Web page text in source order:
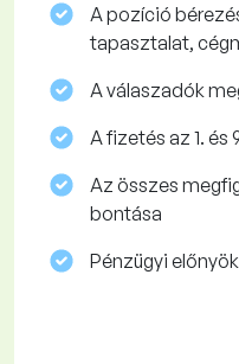
A pozíció
tapasztalat,
A válaszadók
A fizetés az 1.
Az összes
bontása
Pénzügyi